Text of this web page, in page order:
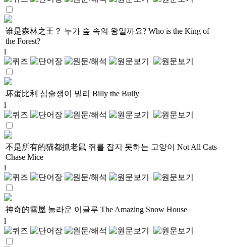
谁是森林之王？ 누가 숲 속의 왕일까요? Who is the King of
the Forest?
l
坏蛋比利 심술쟁이 빌리 Billy the Bully
l
不是所有的猫都抓老鼠 쥐를 잡지 못하는 고양이
Not All Cats
Chase Mice
l
神奇的雪屋 놀라운 이글루 The Amazing Snow House
l